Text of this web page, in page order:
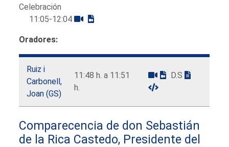
Celebración
11:05-12:04
Oradores:
Ruiz i
Carbonell,
Joan (GS)
11:48 h. a 11:51
h.
D.S
Comparecencia de don Sebastián
de la Rica Castedo, Presidente del